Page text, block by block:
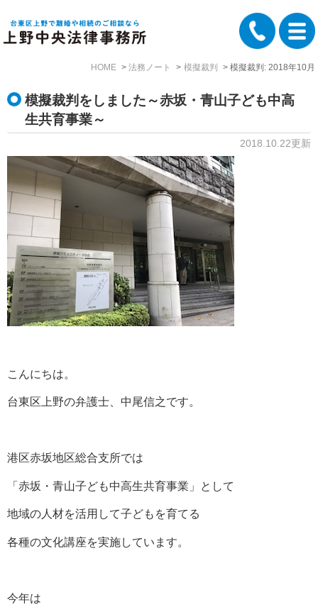
HOME 法務ノート 模擬裁判 模擬裁判: 2018年10月
模擬裁判をしました～赤坂・青山子ども中高
生共育事業～
2018.10.22更新
こんにちは。
台東区上野の弁護士、中尾信之です。
港区赤坂地区総合支所では
「赤坂・青山子ども中高生共育事業」として
地域の人材を活用して子どもを育てる
各種の文化講座を実施しています。
今年は